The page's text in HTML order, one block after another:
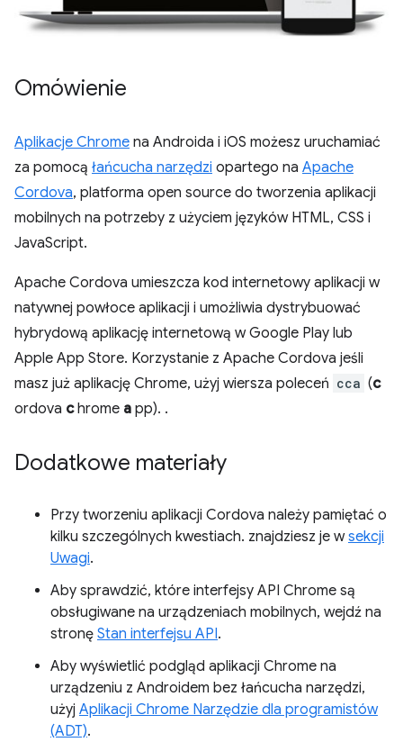
Omówienie
Aplikacje Chrome na Androida i iOS możesz uruchamiać
za pomocą łańcucha narzędzi opartego na Apache
Cordova, platforma open source do tworzenia aplikacji
mobilnych na potrzeby z użyciem języków HTML, CSS i
JavaScript.
Apache Cordova umieszcza kod internetowy aplikacji w
natywnej powłoce aplikacji i umożliwia dystrybuować
hybrydową aplikację internetową w Google Play lub
Apple App Store. Korzystanie z Apache Cordova jeśli
masz już aplikację Chrome, użyj wiersza poleceń cca (c
ordova chrome a pp). .
Dodatkowe materiały
Przy tworzeniu aplikacji Cordova należy pamiętać o
kilku szczególnych kwestiach. znajdziesz je wsekcji
Uwagi.
Aby sprawdzić, które interfejsy API Chrome są
obsługiwane na urządzeniach mobilnych, wejdź na
stronę Stan interfejsu API.
Aby wyświetlić podgląd aplikacji Chrome na
urządzeniu z Androidem bez łańcucha narzędzi,
użyj Aplikacji Chrome Narzędzie dla programistów
(ADT).